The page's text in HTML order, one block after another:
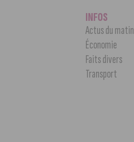
INFOS
Actus du matin
Économie
Faits divers
Transport